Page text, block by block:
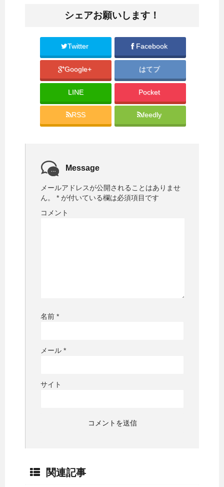
シェアお願いします！
Twitter Facebook
Google+ はてブ
LINE Pocket
RSS feedly
Message
メールアドレスが公開されることはありませ
ん。
* が付いている欄は必須項目です
コメント
名前 *
メール *
サイト
関連記事